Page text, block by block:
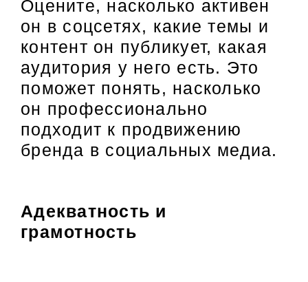
Оцените, насколько активен
он в соцсетях, какие темы и
контент он публикует, какая
аудитория у него есть. Это
поможет понять, насколько
он профессионально
подходит к продвижению
бренда в социальных медиа.
Адекватность и
грамотность